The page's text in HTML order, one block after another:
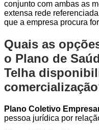
conjunto com ambas as
extensa rede
que a empresa procura
Quais as
o Plano de
Telha
Plano Coletivo
pessoa jurídica por